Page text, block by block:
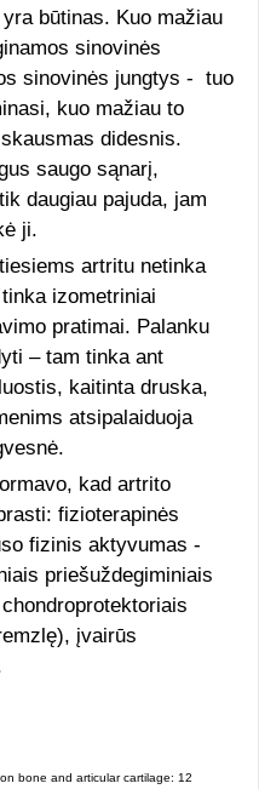
būtinas. Kuo mažiau
sinovinės
sinovinės jungtys - tuo
kuo mažiau to
didesnis.
saugo sąnarį,
daugiau pajuda, jam
ji.
artritu netinka
izometriniai
pratimai. Palanku
– tam tinka ant
kaitinta druska,
atsipalaiduoja
kad artrito
fizioterapinės
fizinis aktyvumas -
priešuždegiminiais
įvairūs
bone and articular cartilage: 12